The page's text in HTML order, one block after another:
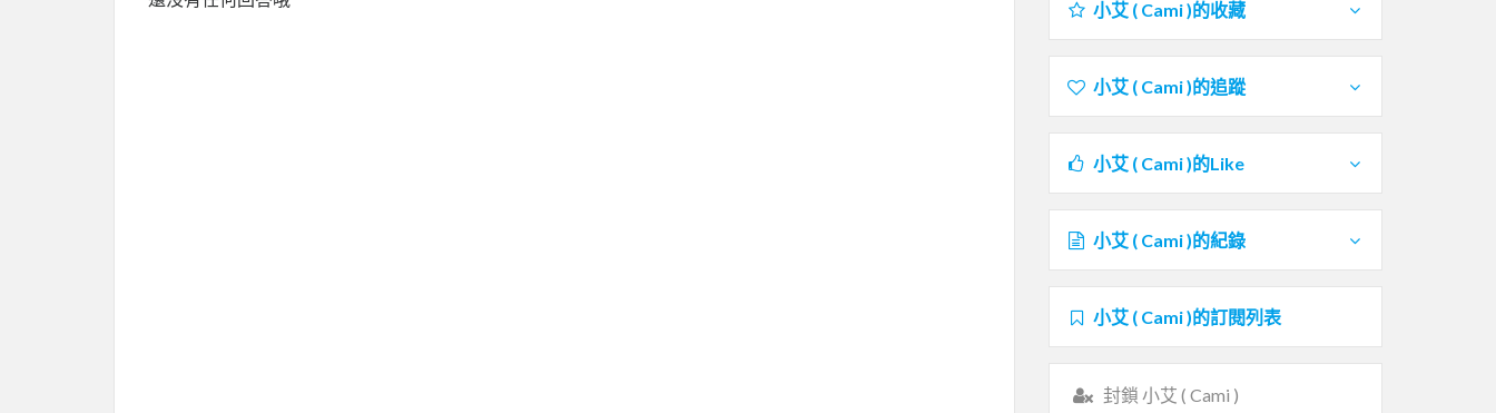
小艾 ( Cami )的收藏
小艾 ( Cami )的追蹤
小艾 ( Cami )的Like
小艾 ( Cami )的紀錄
小艾 ( Cami )的訂閱列表
封鎖 小艾 ( Cami )